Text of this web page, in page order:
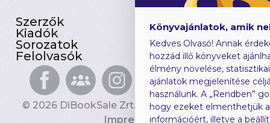
Szerzők
Kiadók
Sorozatok
Felolvasók
Gyerekkönyvek
Heti toplista
Ajándékutalvány
Blog
© 2026 DiBookSale Zrt. Minden jog fenntartva.
Impresszum
Könyvajánlatok, amik
Kedves Olvasó! Annak
hozzád illő könyveket
élmény növelése,
ajánlatok megjelenítése
használunk. A „Rendben”
hogy ezeket elmenthetjük
információért, illetve a